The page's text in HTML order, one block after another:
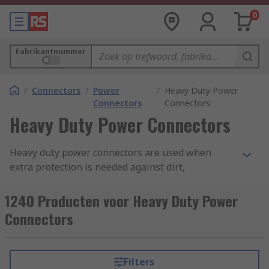
0
Fabrikantnummer
/ Connectors / Power
Connectors
/ Heavy Duty Power
Connectors
Heavy Duty Power Connectors
Heavy duty power connectors are used when
extra protection is needed against dirt,
the secure and speedy assembly of machinery, in
some instances permitting power supply into a
single connector.
Types of heavy duty power connectors
1240 Producten voor Heavy Duty Power
Connectors
Filters